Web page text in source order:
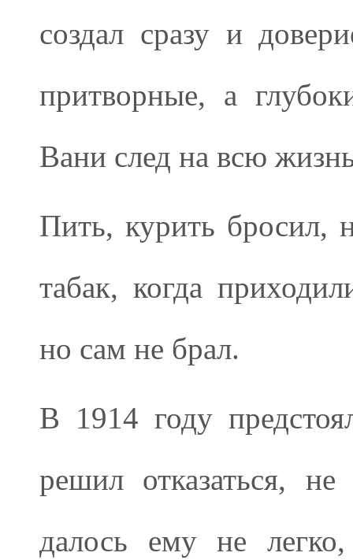
создал сразу и
притворные, а
Вани след на всю
Пить, курить бросил,
табак, когда
но сам не брал.
В 1914 году
решил отказаться,
далось ему не